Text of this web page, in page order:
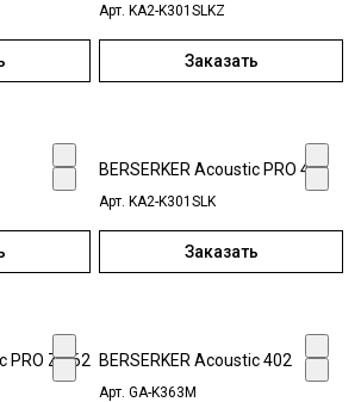
Арт. KA2-K301SLKZ
Заказать
BERSERKER Acoustic PRO 450
Арт. KA2-K301SLK
Заказать
PRO Z 462 BERSERKER Acoustic 402
Арт. GA-K363М